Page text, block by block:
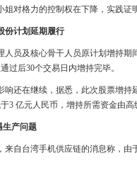
姐对格力的控制权在下降，实践证
份计划延期履行
员及核心骨干人员原计划增持期
过后30个交易日内增持完毕。
响还在继续，据悉，此次股票增
3 亿元人民币，增持所需资金由高
生产问题
来自台湾手机供应链的消息称，